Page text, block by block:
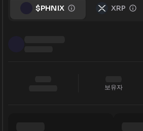
$PHNIX XRP
보유자